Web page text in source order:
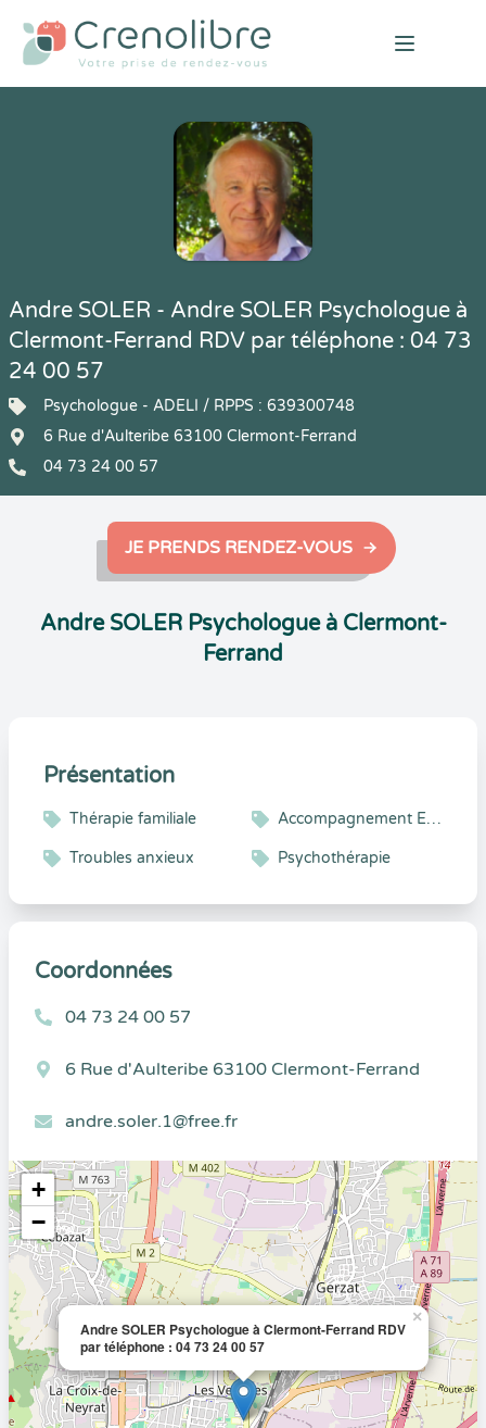
Open
Andre SOLER - Andre SOLER Psychologue à
Clermont-Ferrand RDV par téléphone : 04 73
24 00 57
Psychologue - ADELI / RPPS : 639300748
6 Rue d'Aulteribe 63100 Clermont-Ferrand
04 73 24 00 57
JE PRENDS RENDEZ-VOUS
Andre SOLER Psychologue à Clermont-
Ferrand
Présentation
Thérapie familiale Accompagnement Enfant et Adolescent
Troubles anxieux Psychothérapie
Coordonnées
04 73 24 00 57
6 Rue d'Aulteribe 63100 Clermont-Ferrand
andre.soler.1@free.fr
Andre SOLER Psychologue à Clermont-Ferrand RDV
par téléphone : 04 73 24 00 57
×
+
−